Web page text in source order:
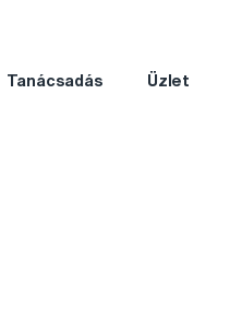
Tanácsadás Üzlet